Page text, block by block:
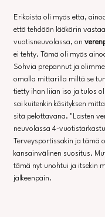
Erikoista oli myös että,
että tehdään lääkärin
vuotisneuvolassa, on
ei tehty. Tämä oli myös
Sohvia prepannut ja
omalla mittarilla miltä se
tietty ihan liian iso ja tulos
sai kuitenkin käsityksen
sitä pelottavana. "Lasten
neuvolassa 4-
Terveysportissakin ja tämä
kansainvälinen suositus.
tämä nyt unohtui ja itsekin
jälkeenpäin.